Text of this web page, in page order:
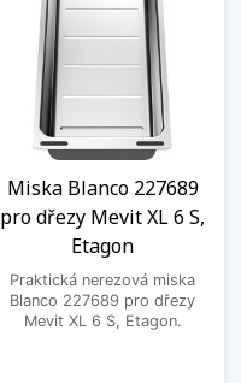
Miska Blanco 227689
pro dřezy Mevit XL 6 S,
Etagon
Praktická nerezová miska
Blanco 227689 pro dřezy
Mevit XL 6 S, Etagon.